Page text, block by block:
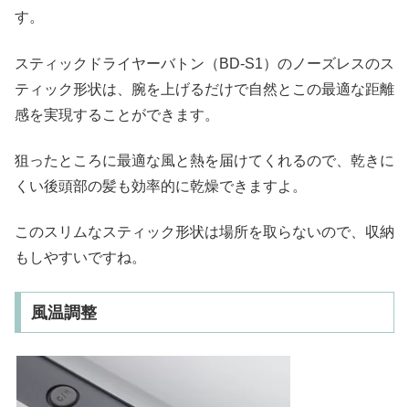
す。
スティックドライヤーバトン（BD-S1）のノーズレスのス
ティック形状は、腕を上げるだけで自然とこの最適な距離
感を実現することができます。
狙ったところに最適な風と熱を届けてくれるので、乾きに
くい後頭部の髪も効率的に乾燥できますよ。
このスリムなスティック形状は場所を取らないので、収納
もしやすいですね。
風温調整